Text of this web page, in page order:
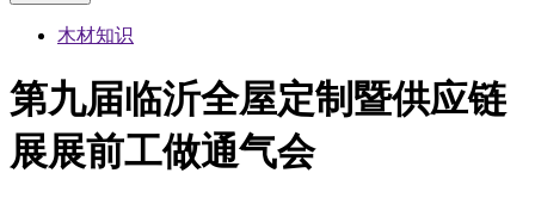
木材知识
第九届临沂全屋定制暨供应链
展展前工做通气会